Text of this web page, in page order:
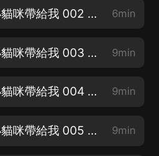
一人：功法全靠小貓咪帶給我 002 李家拳（下） 6min
一人：功法全靠小貓咪帶給我 003 男版石磯娘娘（求訂閱） 9min
一人：功法全靠小貓咪帶給我 004 陳朵想養狗（求點讚） 9min
一人：功法全靠小貓咪帶給我 005 得加錢（求月票） 9min